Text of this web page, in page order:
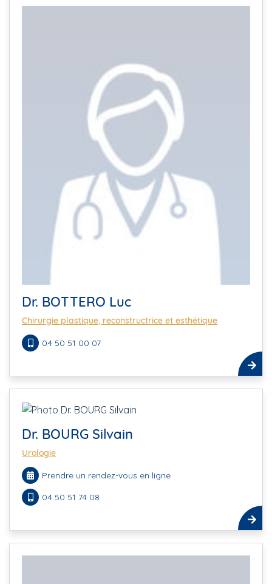
Dr. BOTTERO Luc
Chirurgie plastique, reconstructrice et esthétique
04 50 51 00 07
Dr. BOURG Silvain
Urologie
Prendre un rendez-vous en ligne
04 50 51 74 08